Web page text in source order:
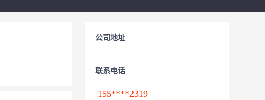
公司地址
联系电话
155****2319